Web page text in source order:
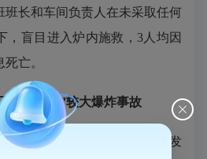
班长和车间负责人在未采取任何
，盲目进入炉内施救，3人均因
亡。
司“5·31”较大爆炸事故
山西运城芮城县圣奥化工公司发